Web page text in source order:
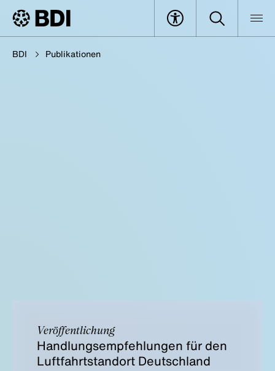
BDI Publikationen
Veröffentlichung
Handlungsempfehlungen für den
Luftfahrtstandort Deutschland